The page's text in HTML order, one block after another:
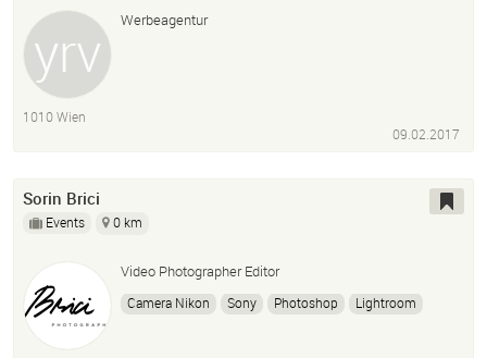
Werbeagentur
1010 Wien
09.02.2017
Sorin Brici
Events 0 km
Video Photographer Editor
Camera Nikon Sony Photoshop
Lightroom